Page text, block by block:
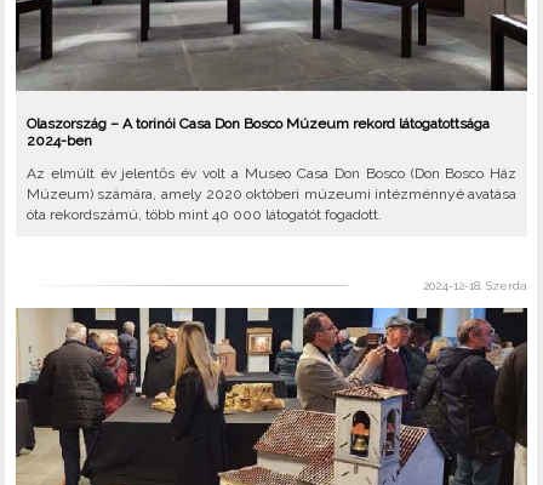
Olaszország – A torinói Casa Don Bosco Múzeum rekord látogatottsága
2024-ben
Az elmúlt év jelentős év volt a Museo Casa Don Bosco (Don Bosco Ház
Múzeum) számára, amely 2020 októberi múzeumi intézménnyé avatása
óta rekordszámú, több mint 40 000 látogatót fogadott.
2024-12-18, Szerda